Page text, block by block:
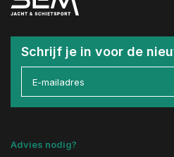
Schrijf je in voor de
Advies nodig?